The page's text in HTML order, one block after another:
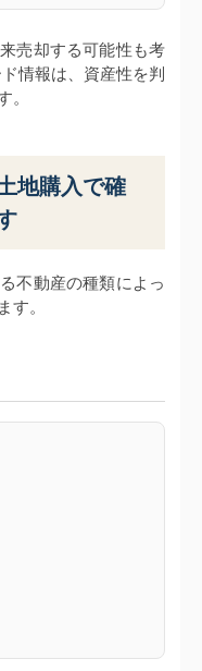
売却する可能性も考
情報は、資産性を判
。
地購入で確
不動産の種類によっ
す。